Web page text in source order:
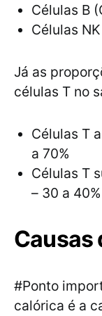
Células B
Células
Já as
células T no
Células T
a 70%
Células T
– 30 a 40%
Causas
#Ponto
calórica é a